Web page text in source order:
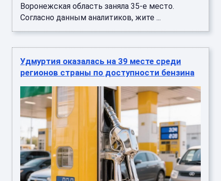
Воронежская область заняла 35-е место.
Согласно данным аналитиков, жите ...
Удмуртия оказалась на 39 месте среди
регионов страны по доступности бензина